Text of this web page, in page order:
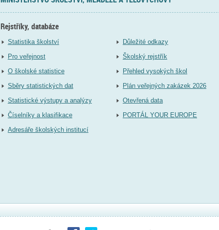
Rejstříky, databáze
Statistika školství
Pro veřejnost
O školské statistice
Sběry statistických dat
Statistické výstupy a analýzy
Číselníky a klasifikace
Adresáře školských institucí
Důležité odkazy
Školský rejstřík
Přehled vysokých škol
Plán veřejných zakázek 2026
Otevřená data
PORTÁL YOUR EUROPE